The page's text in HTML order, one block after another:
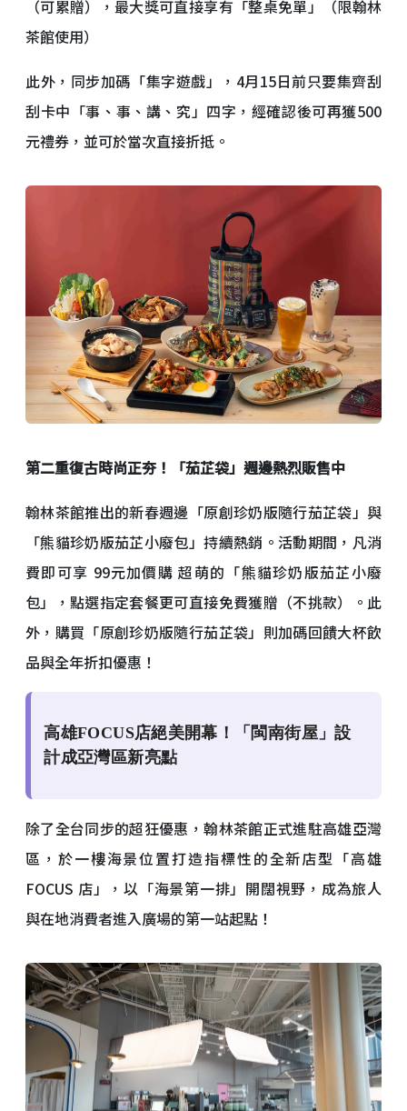
（可累贈），最大獎可直接享有「整桌免單」（限翰林
茶館使用）
此外，同步加碼「集字遊戲」，4月15日前只要集齊刮
刮卡中「事、事、講、究」四字，經確認後可再獲500
元禮券，並可於當次直接折抵。
第二重復古時尚正夯！「茄芷袋」週邊熱烈販售中
翰林茶館推出的新春週邊「原創珍奶版隨行茄芷袋」與
「熊貓珍奶版茄芷小廢包」持續熱銷。活動期間，凡消
費即可享 99元加價購 超萌的「熊貓珍奶版茄芷小廢
包」，點選指定套餐更可直接免費獲贈（不挑款）。此
外，購買「原創珍奶版隨行茄芷袋」則加碼回饋大杯飲
品與全年折扣優惠！
高雄FOCUS店絕美開幕！「閩南街屋」設
計成亞灣區新亮點
除了全台同步的超狂優惠，翰林茶館正式進駐高雄亞灣
區，於一樓海景位置打造指標性的全新店型「高雄
FOCUS 店」，以「海景第一排」開闊視野，成為旅人
與在地消費者進入廣場的第一站起點！